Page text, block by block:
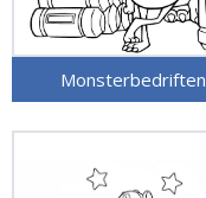
Monsterbedriften